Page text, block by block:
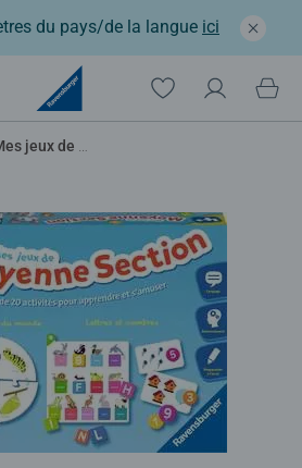
du pays/de la langue ici
jeux de moyenne section